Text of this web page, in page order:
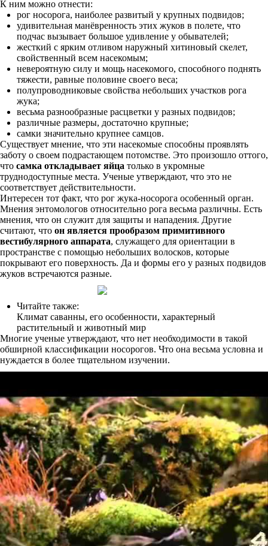
К ним можно отнести:
рог носорога, наиболее развитый у крупных подвидов;
удивительная манёвренность этих жуков в полете, что
подчас вызывает большое удивление у обывателей;
жесткий с ярким отливом наружный хитиновый скелет,
свойственный всем насекомым;
невероятную силу и мощь насекомого, способного поднять
тяжести, равные половине своего веса;
полупроводниковые свойства небольших участков рога
жука;
весьма разнообразные расцветки у разных подвидов;
различные размеры, достаточно крупные;
самки значительно крупнее самцов.
Существует мнение, что эти насекомые способны проявлять
заботу о своем подрастающем потомстве. Это произошло оттого,
что самка откладывает яйца только в укромные
труднодоступные места. Ученые утверждают, что это не
соответствует действительности.
Интересен тот факт, что рог жука-носорога особенный орган.
Мнения энтомологов относительно рога весьма различны. Есть
мнения, что он служит для защиты и нападения. Другие
считают, что он является прообразом примитивного
вестибулярного аппарата, служащего для ориентации в
пространстве с помощью небольших волосков, которые
покрывают его поверхность. Да и формы его у разных подвидов
жуков встречаются разные.
Читайте также:
Климат саванны, его особенности, характерный
растительный и животный мир
Многие ученые утверждают, что нет необходимости в такой
обширной классификации носорогов. Что она весьма условна и
нуждается в более тщательном изучении.